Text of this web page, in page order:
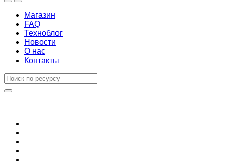
Магазин
FAQ
Техноблог
Новости
О нас
Контакты